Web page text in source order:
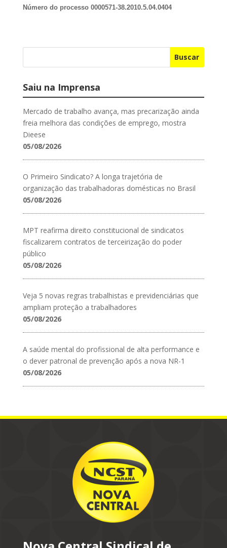
Número do processo 0000571-38.2010.5.04.0404
Buscar
Saiu na Imprensa
Mercado de trabalho avança, mas precarização ainda
freia melhora das condições de emprego, mostra
Dieese
05/08/2026
O Primeiro Sindicato? A longa trajetória de
organização das trabalhadoras domésticas no Brasil
05/08/2026
MPT reafirma direito constitucional de sindicatos
fiscalizarem contratos de terceirização do poder
público
05/08/2026
Veja 5 novas regras trabalhistas e previdenciárias que
ampliam proteção a trabalhadores
05/08/2026
A saúde mental do profissional de alta performance e
o dever patronal de prevenção após a nova NR-1
05/08/2026